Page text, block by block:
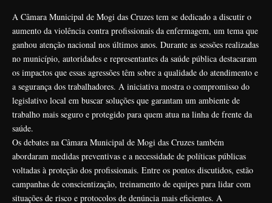
A Câmara Municipal de Mogi das Cruzes tem se dedicado a discutir o
aumento da violência contra profissionais da enfermagem, um tema que
ganhou atenção nacional nos últimos anos. Durante as sessões realizadas
no município, autoridades e representantes da saúde pública destacaram
os impactos que essas agressões têm sobre a qualidade do atendimento e
a segurança dos trabalhadores. A iniciativa mostra o compromisso do
legislativo local em buscar soluções que garantam um ambiente de
trabalho mais seguro e protegido para quem atua na linha de frente da
saúde.
Os debates na Câmara Municipal de Mogi das Cruzes também
abordaram medidas preventivas e a necessidade de políticas públicas
voltadas à proteção dos profissionais. Entre os pontos discutidos, estão
campanhas de conscientização, treinamento de equipes para lidar com
situações de risco e protocolos de denúncia mais eficientes. A